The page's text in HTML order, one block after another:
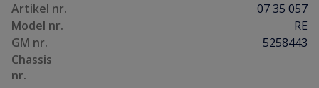
Artikel nr.
07 35 057
Model nr.
RE
GM nr.
5258443
Chassis
nr.